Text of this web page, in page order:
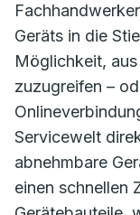
Geräts in die
Möglichkeit,
zuzugreifen –
Servicewelt
abnehmbare
einen schnellen